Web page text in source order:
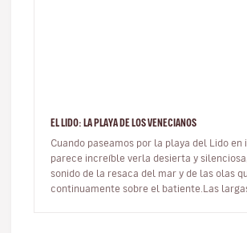
EL LIDO: LA PLAYA DE LOS VENECIANOS
Cuando paseamos por la playa del Lido en
parece increíble verla desierta y
sonido de la resaca del mar y de las olas
continuamente sobre el batiente.Las